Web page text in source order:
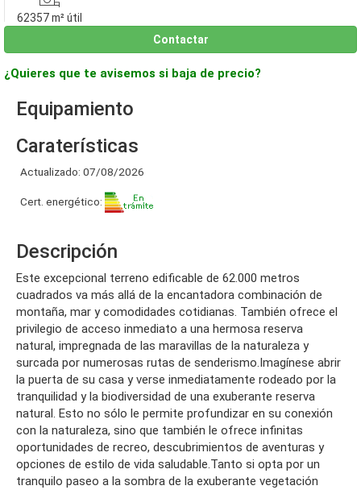
62357 m² útil
Contactar
¿Quieres que te avisemos si baja de precio?
Equipamiento
Caraterísticas
Actualizado: 07/08/2026
Cert. energético:
Descripción
Este excepcional terreno edificable de 62.000 metros
cuadrados va más allá de la encantadora combinación de
montaña, mar y comodidades cotidianas. También ofrece el
privilegio de acceso inmediato a una hermosa reserva
natural, impregnada de las maravillas de la naturaleza y
surcada por numerosas rutas de senderismo.Imagínese abrir
la puerta de su casa y verse inmediatamente rodeado por la
tranquilidad y la biodiversidad de una exuberante reserva
natural. Esto no sólo le permite profundizar en su conexión
con la naturaleza, sino que también le ofrece infinitas
oportunidades de recreo, descubrimientos de aventuras y
opciones de estilo de vida saludable.Tanto si opta por un
tranquilo paseo a la sombra de la exuberante vegetación